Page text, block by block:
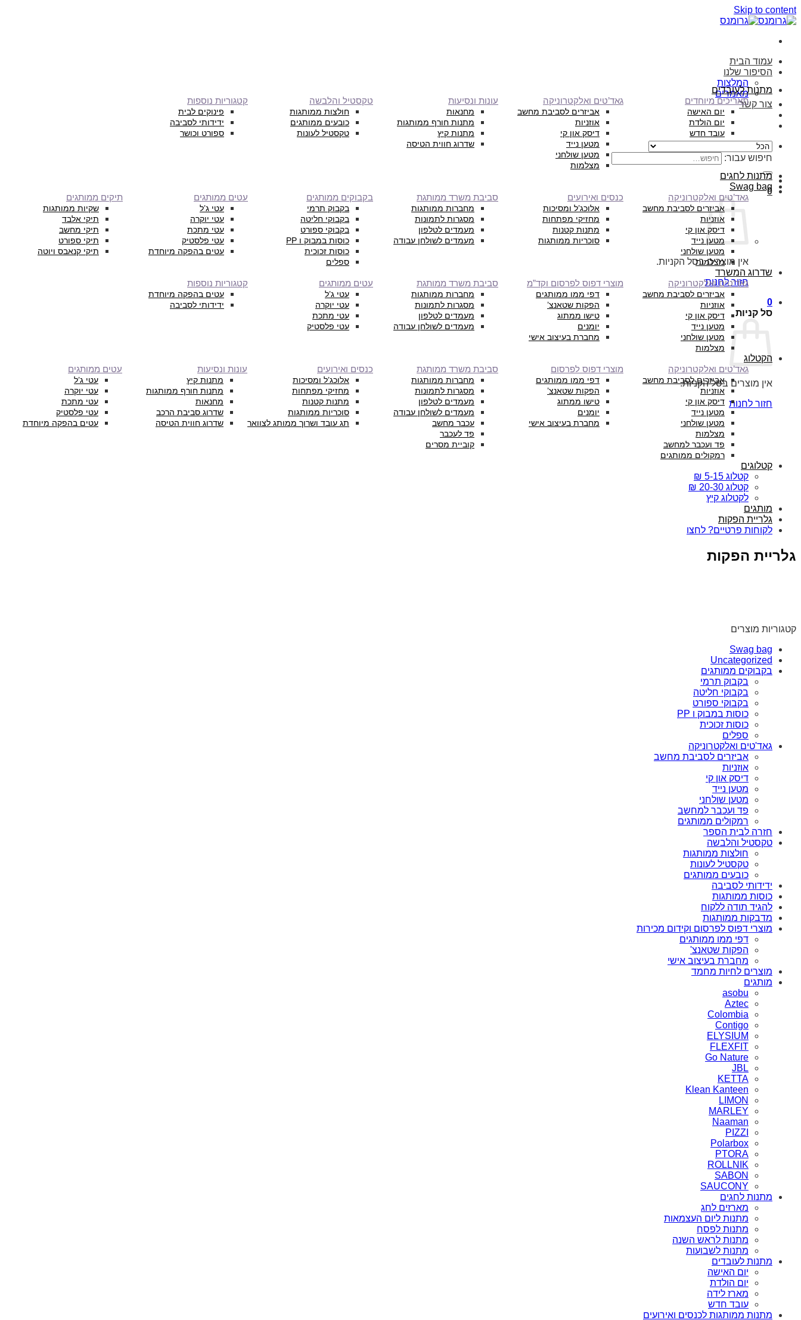
Skip to content
עמוד הבית
הסיפור שלנו
המלצות
מאמרים
צור קשר
חיפוש עבור:
0
אין מוצרים בסל הקניות.
חזור לחנות
0
סל קניות
אין מוצרים בסל הקניות.
חזור לחנות
מתנות לעובדים
תאריכים מיוחדים
יום האישה
יום הולדת
עובד חדש
גאד’טים ואלקטרוניקה
אביזרים לסביבת מחשב
אוזניות
דיסק און קי
מטען נייד
מטען שולחני
מצלמות
עונות ונסיעות
מחנאות
מתנות חורף ממותגות
מתנות קיץ
שדרוג חווית הטיסה
טקסטיל והלבשה
חולצות ממותגות
כובעים ממותגים
טקסטיל לעונות
קטגוריות נוספות
פינוקים לבית
ידידותי לסביבה
ספורט וכושר
מתנות לחגים
Swag bag
גאד’טים ואלקטרוניקה
אביזרים לסביבת מחשב
אוזניות
דיסק און קי
מטען נייד
מטען שולחני
מצלמות
כנסים ואירועים
אלוכג’ל ומסיכות
מחזיקי מפתחות
מתנות קטנות
סוכריות ממותגות
סביבת משרד ממותגת
מחברות ממותגות
מסגרות לתמונות
מעמדים לטלפון
מעמדים לשולחן עבודה
בקבוקים ממותגים
בקבוק תרמי
בקבוקי חליטה
בקבוקי ספורט
כוסות במבוק ו PP
כוסות זכוכית
ספלים
עטים ממותגים
עטי ג’ל
עטי יוקרה
עטי מתכת
עטי פלסטיק
עטים בהפקה מיוחדת
תיקים ממותגים
שקיות ממותגות
תיקי אלבד
תיקי מחשב
תיקי ספורט
תיקי קנאבס ויוטה
שדרוג המשרד
גאד’טים ואלקטרוניקה
אביזרים לסביבת מחשב
אוזניות
דיסק און קי
מטען נייד
מטען שולחני
מצלמות
מוצרי דפוס לפרסום וקד”מ
דפי ממו ממותגים
הפקות שטאנצ’
טישו ממתוג
יומנים
מחברת בעיצוב אישי
סביבת משרד ממותגת
מחברות ממותגות
מסגרות לתמונות
מעמדים לטלפון
מעמדים לשולחן עבודה
עטים ממותגים
עטי ג’ל
עטי יוקרה
עטי מתכת
עטי פלסטיק
קטגוריות נוספות
עטים בהפקה מיוחדת
ידידותי לסביבה
הקטלוג
גאד’טים ואלקטרוניקה
אביזרים לסביבת מחשב
אוזניות
דיסק און קי
מטען נייד
מטען שולחני
מצלמות
פד ועכבר למחשב
רמקולים ממותגים
מוצרי דפוס לפרסום
דפי ממו ממותגים
הפקות שטאנצ’
טישו ממתוג
יומנים
מחברת בעיצוב אישי
סביבת משרד ממותגת
מחברות ממותגות
מסגרות לתמונות
מעמדים לטלפון
מעמדים לשולחן עבודה
עכבר מחשב
פד לעכבר
קוביית מסרים
כנסים ואירועים
אלוכג’ל ומסיכות
מחזיקי מפתחות
מתנות קטנות
סוכריות ממותגות
תג עובד ושרוך ממותג לצוואר
עונות ונסיעות
מתנות קיץ
מתנות חורף ממותגות
מחנאות
שדרוג סביבת הרכב
שדרוג חווית הטיסה
עטים ממותגים
עטי ג’ל
עטי יוקרה
עטי מתכת
עטי פלסטיק
עטים בהפקה מיוחדת
קטלוגים
קטלוג 5-15 ₪
קטלוג 20-30 ₪
לקטלוג קיץ
מותגים
גלריית הפקות
לקוחות פרטיים? לחצו
גלריית הפקות
קטגוריות מוצרים
Swag bag
Uncategorized
בקבוקים ממותגים
בקבוק תרמי
בקבוקי חליטה
בקבוקי ספורט
כוסות במבוק ו PP
כוסות זכוכית
ספלים
גאד'טים ואלקטרוניקה
אביזרים לסביבת מחשב
אוזניות
דיסק און קי
מטען נייד
מטען שולחני
פד ועכבר למחשב
רמקולים ממותגים
חזרה לבית הספר
טקסטיל והלבשה
חולצות ממותגות
טקסטיל לעונות
כובעים ממותגים
ידידותי לסביבה
כוסות ממותגות
להגיד תודה ללקוח
מדבקות ממותגות
מוצרי דפוס לפרסום וקידום מכירות
דפי ממו ממותגים
הפקות שטאנצ'
מחברת בעיצוב אישי
מוצרים לחיות מחמד
מותגים
asobu
Aztec
Colombia
Contigo
ELYSIUM
FLEXFIT
Go Nature
JBL
KETTA
Klean Kanteen
LIMON
MARLEY
Naaman
PIZZI
Polarbox
PTORA
ROLLNIK
SABON
SAUCONY
מתנות לחגים
מארזים לחג
מתנות ליום העצמאות
מתנות לפסח
מתנות לראש השנה
מתנות לשבועות
מתנות לעובדים
יום האישה
יום הולדת
מארז לידה
עובד חדש
מתנות ממותגות לכנסים ואירועים